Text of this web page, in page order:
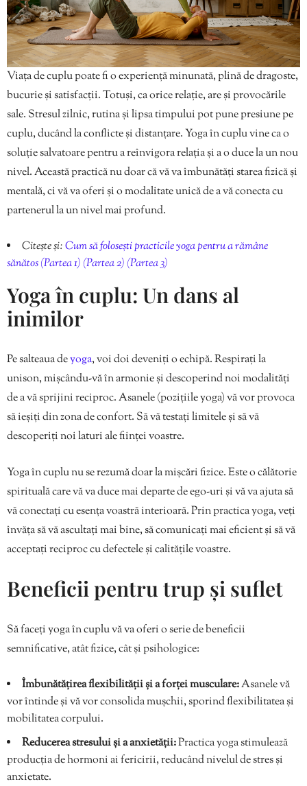
Viața de cuplu poate fi o experiență minunată, plină de dragoste,
bucurie și satisfacții. Totuși, ca orice relație, are și provocările
sale. Stresul zilnic, rutina și lipsa timpului pot pune presiune pe
cuplu, ducând la conflicte și distanțare. Yoga în cuplu vine ca o
soluție salvatoare pentru a reînvigora relația și a o duce la un nou
nivel. Această practică nu doar că vă va îmbunătăți starea fizică și
mentală, ci vă va oferi și o modalitate unică de a vă conecta cu
partenerul la un nivel mai profund.
Citește și:Cum să folosești practicile yoga pentru a rămâne
sănătos (Partea 1) (Partea 2) (Partea 3)
Yoga în cuplu: Un dans al
inimilor
Pe salteaua deyoga, voi doi deveniți o echipă. Respirați la
unison, mișcându-vă în armonie și descoperind noi modalități
de a vă sprijini reciproc. Asanele (pozițiile yoga) vă vor provoca
să ieșiți din zona de confort. Să vă testați limitele și să vă
descoperiți noi laturi ale ființei voastre.
Yoga în cuplu nu se rezumă doar la mișcări fizice. Este o călătorie
spirituală care vă va duce mai departe de ego-uri și vă va ajuta să
vă conectați cu esența voastră interioară. Prin practica yoga, veți
învăța să vă ascultați mai bine, să comunicați mai eficient și să vă
acceptați reciproc cu defectele și calitățile voastre.
Beneficii pentru trup și suflet
Să faceți yoga în cuplu vă va oferi o serie de beneficii
semnificative, atât fizice, cât și psihologice:
Îmbunătățirea flexibilității și a forței musculare:Asanele vă
vor întinde și vă vor consolida mușchii, sporind flexibilitatea și
mobilitatea corpului.
Reducerea stresului și a anxietății:Practica yoga stimulează
producția de hormoni ai fericirii, reducând nivelul de stres și
anxietate.